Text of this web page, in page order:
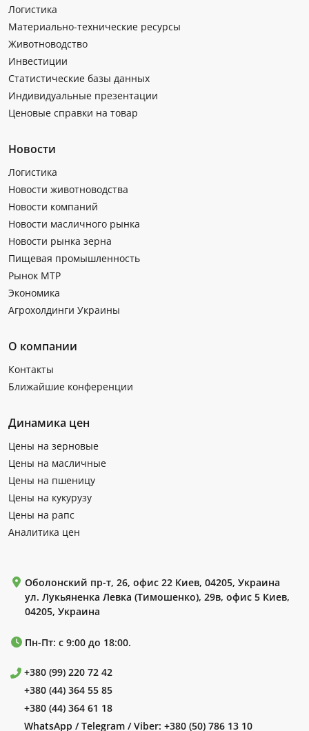
Логистика
Материально-технические ресурсы
Животноводство
Инвестиции
Статистические базы данных
Индивидуальные презентации
Ценовые справки на товар
Новости
Логистика
Новости животноводства
Новости компаний
Новости масличного рынка
Новости рынка зерна
Пищевая промышленность
Рынок МТР
Экономика
Агрохолдинги Украины
О компании
Контакты
Ближайшие конференции
Динамика цен
Цены на зерновые
Цены на масличные
Цены на пшеницу
Цены на кукурузу
Цены на рапс
Аналитика цен
Оболонский пр-т, 26, офис 22 Киев, 04205, Украина
ул. Лукьяненка Левка (Тимошенко), 29в, офис 5 Киев,
04205, Украина
Пн-Пт: с 9:00 до 18:00.
+380 (99) 220 72 42
+380 (44) 364 55 85
+380 (44) 364 61 18
WhatsApp / Telegram / Viber: +380 (50) 786 13 10